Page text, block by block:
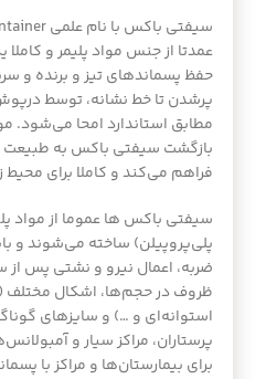
عمدتا از جنس مواد پلیمر و
حفظ پسماندهای تیز و برنده و
پرشدن تا خط نشانه، توسط
مطابق استاندارد امحا می‌شود.
بازگشت سیفتی باکس به طبیعت
فراهم می‌کند و کاملا برای
سیفتی باکس ها عموما از مواد
پلی‌پروپیلن) ساخته می‌شوند و
ضربه، اعمال نیرو و نشتی پس
ظروف در حجم‌ها، اشکال
استوانه‌ای و …) و سایزهای
پرستاران، مراکز سیار و
برای بیمارستان‌ها و مراکز با